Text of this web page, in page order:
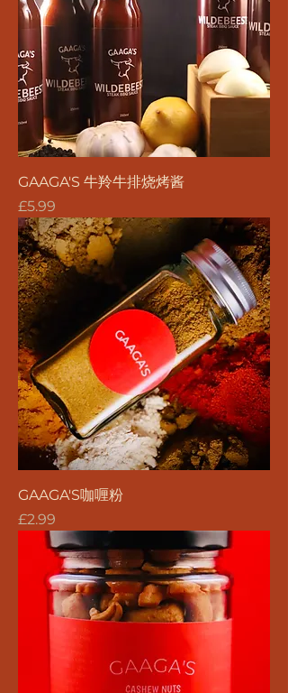
GAAGA'S 牛羚牛排烧烤酱
價格
£5.99
GAAGA'S咖喱粉
價格
£2.99